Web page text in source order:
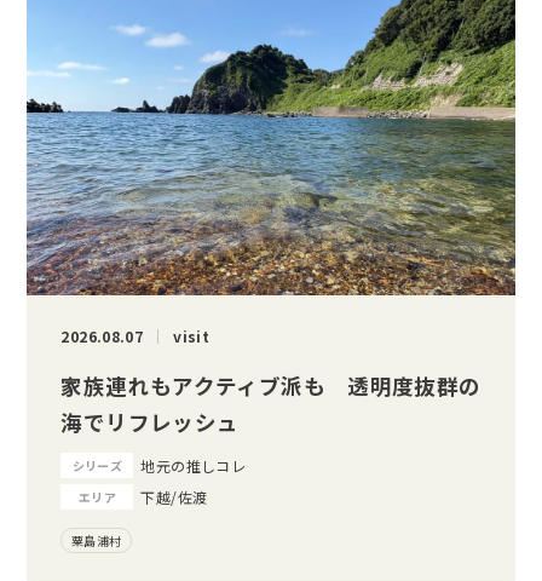
2026.08.07 visit
家族連れもアクティブ派も 透明度抜群の
海でリフレッシュ
シリーズ 地元の推しコレ
エリア 下越/佐渡
粟島浦村